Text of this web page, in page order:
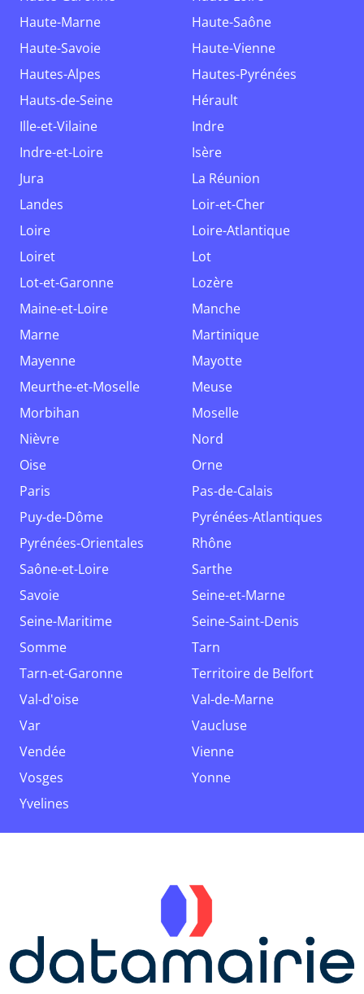
Haute-Marne
Haute-Saône
Haute-Savoie
Haute-Vienne
Hautes-Alpes
Hautes-Pyrénées
Hauts-de-Seine
Hérault
Ille-et-Vilaine
Indre
Indre-et-Loire
Isère
Jura
La Réunion
Landes
Loir-et-Cher
Loire
Loire-Atlantique
Loiret
Lot
Lot-et-Garonne
Lozère
Maine-et-Loire
Manche
Marne
Martinique
Mayenne
Mayotte
Meurthe-et-Moselle
Meuse
Morbihan
Moselle
Nièvre
Nord
Oise
Orne
Paris
Pas-de-Calais
Puy-de-Dôme
Pyrénées-Atlantiques
Pyrénées-Orientales
Rhône
Saône-et-Loire
Sarthe
Savoie
Seine-et-Marne
Seine-Maritime
Seine-Saint-Denis
Somme
Tarn
Tarn-et-Garonne
Territoire de Belfort
Val-d'oise
Val-de-Marne
Var
Vaucluse
Vendée
Vienne
Vosges
Yonne
Yvelines